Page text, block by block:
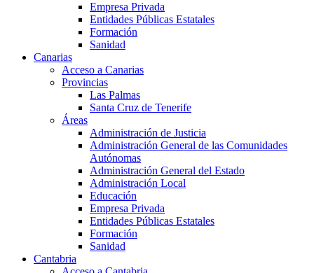
Empresa Privada
Entidades Públicas Estatales
Formación
Sanidad
Canarias
Acceso a Canarias
Provincias
Las Palmas
Santa Cruz de Tenerife
Áreas
Administración de Justicia
Administración General de las Comunidades
Autónomas
Administración General del Estado
Administración Local
Educación
Empresa Privada
Entidades Públicas Estatales
Formación
Sanidad
Cantabria